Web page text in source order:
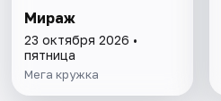
Мираж
23 октября 2026 •
пятница
Мега кружка